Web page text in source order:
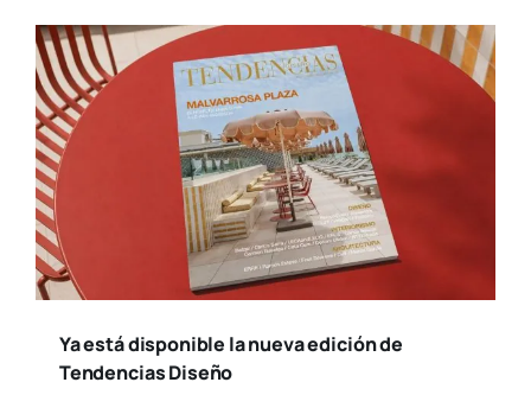
Ya está disponible la nueva edición de
Tendencias Diseño